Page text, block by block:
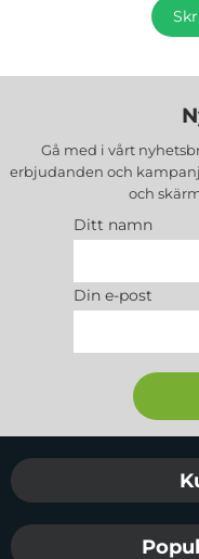
Gå med i vårt
erbjudanden och
och
Ditt namn
Din e-post
Sidfot